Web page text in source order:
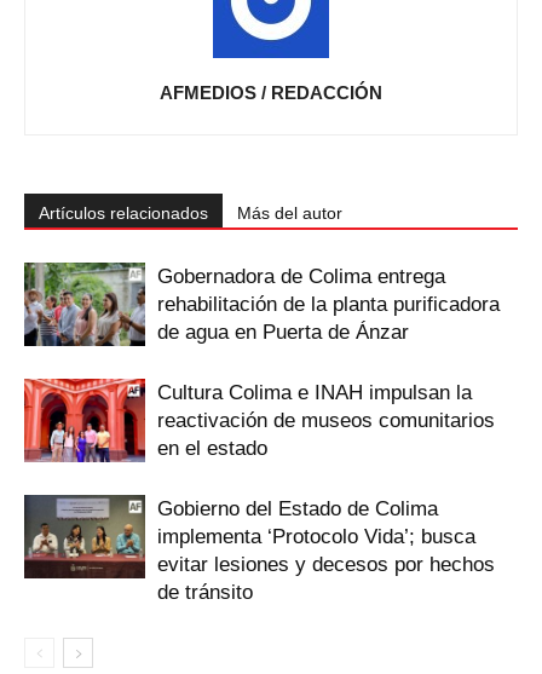
AFMEDIOS / REDACCIÓN
Artículos relacionados Más del autor
Gobernadora de Colima entrega
rehabilitación de la planta purificadora
de agua en Puerta de Ánzar
Cultura Colima e INAH impulsan la
reactivación de museos comunitarios
en el estado
Gobierno del Estado de Colima
implementa ‘Protocolo Vida’; busca
evitar lesiones y decesos por hechos
de tránsito